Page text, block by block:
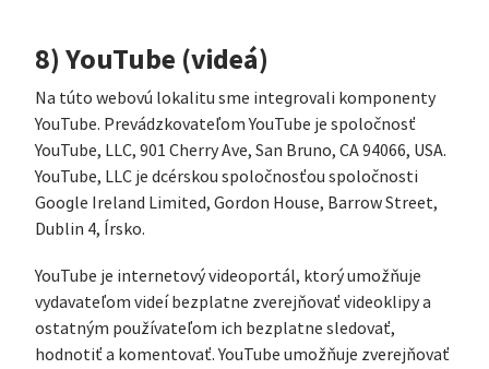
8) YouTube (videá)
Na túto webovú lokalitu sme integrovali komponenty
YouTube. Prevádzkovateľom YouTube je spoločnosť
YouTube, LLC, 901 Cherry Ave, San Bruno, CA 94066, USA.
YouTube, LLC je dcérskou spoločnosťou spoločnosti
Google Ireland Limited, Gordon House, Barrow Street,
Dublin 4, Írsko.
YouTube je internetový videoportál, ktorý umožňuje
vydavateľom videí bezplatne zverejňovať videoklipy a
ostatným používateľom ich bezplatne sledovať,
hodnotiť a komentovať. YouTube umožňuje zverejňovať